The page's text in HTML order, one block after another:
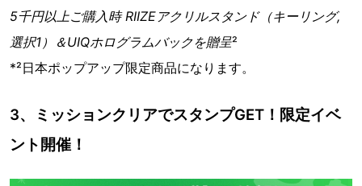
5千円以上ご購入時 RIIZEアクリルスタンド（キーリング,
選択1）＆UIQホログラムバックを贈呈²
*²日本ポップアップ限定商品になります。
3、ミッションクリアでスタンプGET！限定イベ
ント開催！